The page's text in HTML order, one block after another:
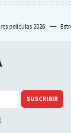
películas 2026
SUSCRIBIR